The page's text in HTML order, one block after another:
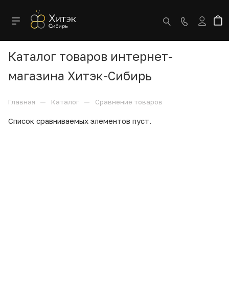
Каталог товаров интернет-
магазина Хитэк-Сибирь
Главная — Каталог — Сравнение товаров
Список сравниваемых элементов пуст.